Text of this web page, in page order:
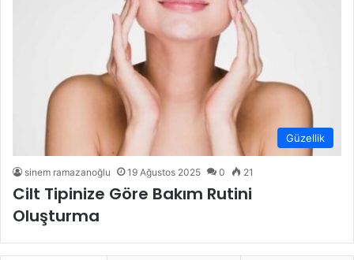
Güzellik
sinem ramazanoğlu 19 Ağustos 2025 0 21
Cilt Tipinize Göre Bakım Rutini
Oluşturma